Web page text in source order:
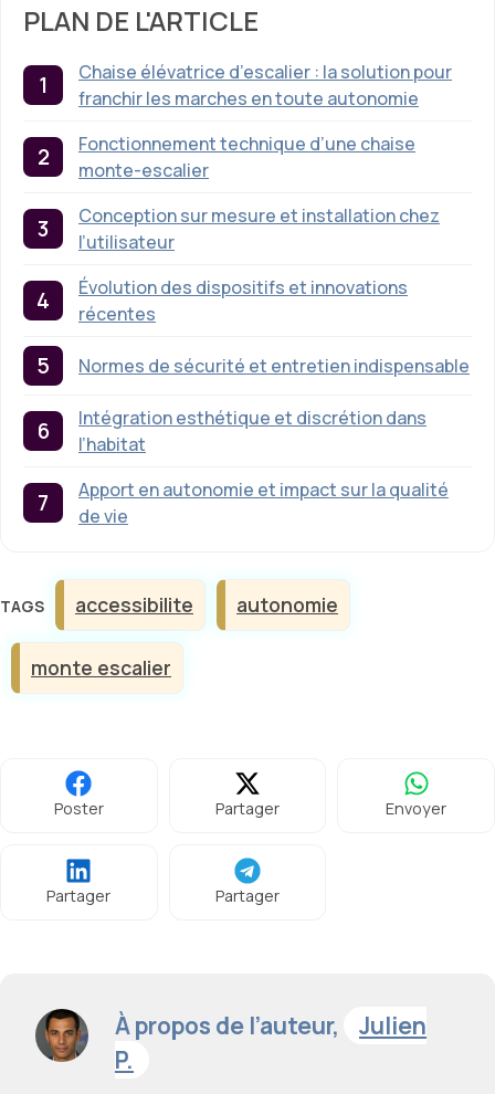
PLAN DE L'ARTICLE
Chaise élévatrice d’escalier : la solution pour
franchir les marches en toute autonomie
Fonctionnement technique d’une chaise
monte-escalier
Conception sur mesure et installation chez
l’utilisateur
Évolution des dispositifs et innovations
récentes
Normes de sécurité et entretien indispensable
Intégration esthétique et discrétion dans
l’habitat
Apport en autonomie et impact sur la qualité
de vie
Étiquettes
accessibilite autonomie
monte escalier
Poster Partager Envoyer
Partager Partager
À propos de l’auteur,
Julien
P.